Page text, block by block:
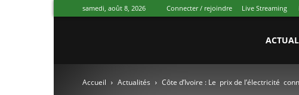
samedi, août 8, 2026 Connecter / rejoindre Live Streaming
Ivoire
Accueil Actualités Côte d’Ivoire : Le prix de l’électricité